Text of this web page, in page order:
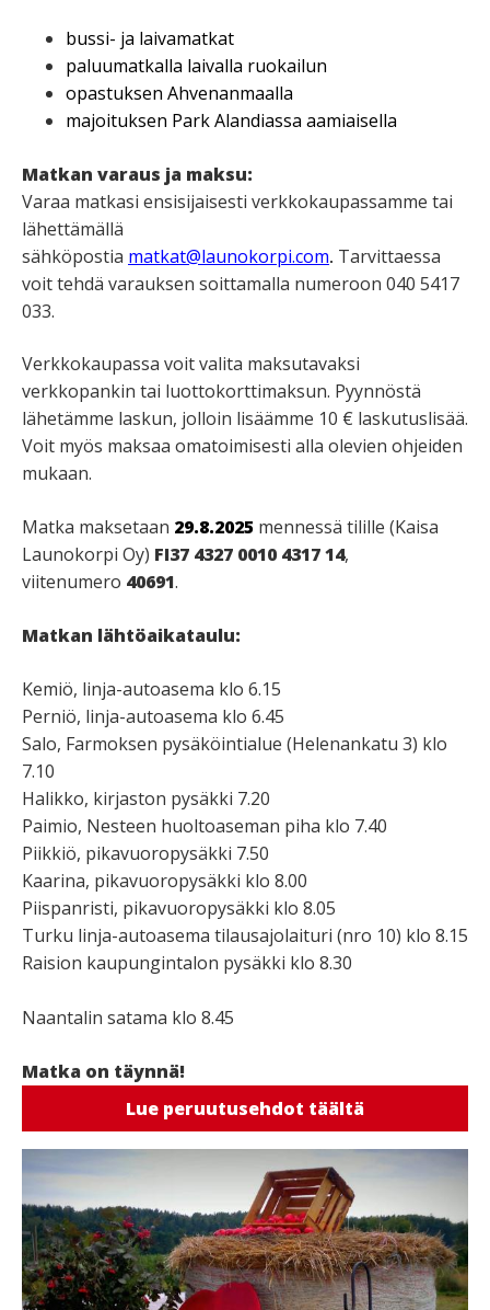
bussi- ja laivamatkat
paluumatkalla laivalla ruokailun
opastuksen Ahvenanmaalla
majoituksen Park Alandiassa aamiaisella
Matkan varaus ja maksu:
Varaa matkasi ensisijaisesti verkkokaupassamme tai
lähettämällä
sähköpostia matkat@launokorpi.com. Tarvittaessa
voit tehdä varauksen soittamalla numeroon 040 5417
033.
Verkkokaupassa voit valita maksutavaksi
verkkopankin tai luottokorttimaksun. Pyynnöstä
lähetämme laskun, jolloin lisäämme 10 € laskutuslisää.
Voit myös maksaa omatoimisesti alla olevien ohjeiden
mukaan.
Matka maksetaan 29.8.2025 mennessä tilille (Kaisa
Launokorpi Oy) FI37 4327 0010 4317 14,
viitenumero 40691.
Matkan lähtöaikataulu:
Kemiö, linja-autoasema klo 6.15
Perniö, linja-autoasema klo 6.45
Salo, Farmoksen pysäköintialue (Helenankatu 3) klo
7.10
Halikko, kirjaston pysäkki 7.20
Paimio, Nesteen huoltoaseman piha klo 7.40
Piikkiö, pikavuoropysäkki 7.50
Kaarina, pikavuoropysäkki klo 8.00
Piispanristi, pikavuoropysäkki klo 8.05
Turku linja-autoasema tilausajolaituri (nro 10) klo 8.15
Raision kaupungintalon pysäkki klo 8.30
Naantalin satama klo 8.45
Matka on täynnä!
Lue peruutusehdot täältä